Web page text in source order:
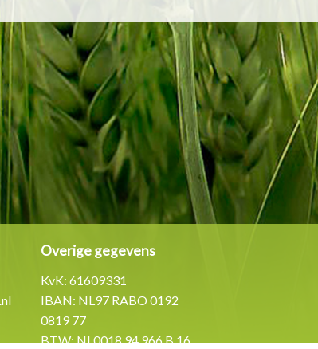
Overige gegevens
KvK: 61609331
IBAN: NL97 RABO 0192
0819 77
BTW: NL0018.94.966.B.16